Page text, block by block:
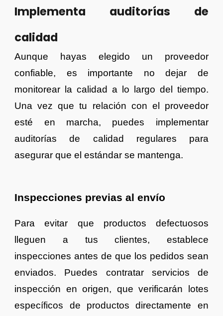
Implementa auditorías de
calidad
Aunque hayas elegido un proveedor
confiable, es importante no dejar de
monitorear la calidad a lo largo del tiempo.
Una vez que tu relación con el proveedor
esté en marcha, puedes implementar
auditorías de calidad regulares para
asegurar que el estándar se mantenga.
Inspecciones previas al envío
Para evitar que productos defectuosos
lleguen a tus clientes, establece
inspecciones antes de que los pedidos sean
enviados. Puedes contratar servicios de
inspección en origen, que verificarán lotes
específicos de productos directamente en